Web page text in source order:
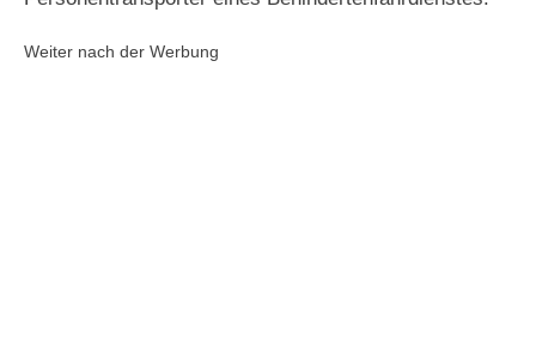
Weiter nach der Werbung